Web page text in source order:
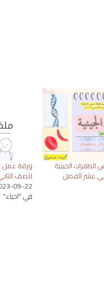
الجينية
عشر الفصل
ورقة عمل
للصف
09-22
في "احياء"